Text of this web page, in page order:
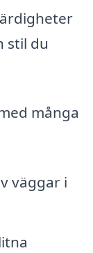
stil du
många
väggar i